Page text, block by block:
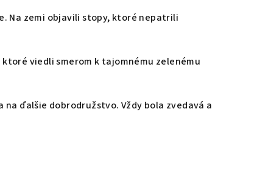
Na zemi objavili stopy, ktoré nepatrili
viedli smerom k tajomnému zelenému
ďalšie dobrodružstvo. Vždy bola zvedavá a